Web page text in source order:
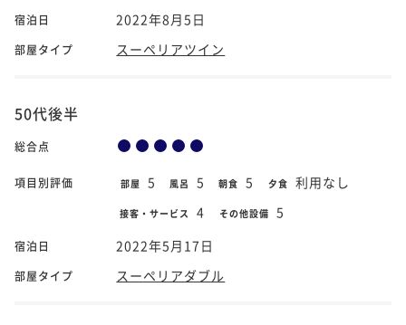
宿泊日 2022年8月5日
部屋タイプ スーペリアツイン
50代後半
総合点
項目別評価 部屋 5 風呂 5 朝食 5 夕食 利用なし
接客・サービス 4 その他設備 5
宿泊日 2022年5月17日
部屋タイプ スーペリアダブル